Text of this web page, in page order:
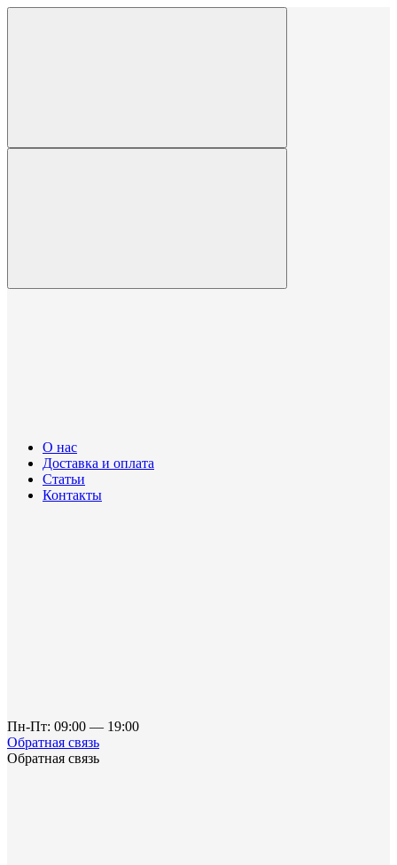
О нас
Доставка и оплата
Статьи
Контакты
Пн-Пт: 09:00 — 19:00
Обратная связь
Обратная связь